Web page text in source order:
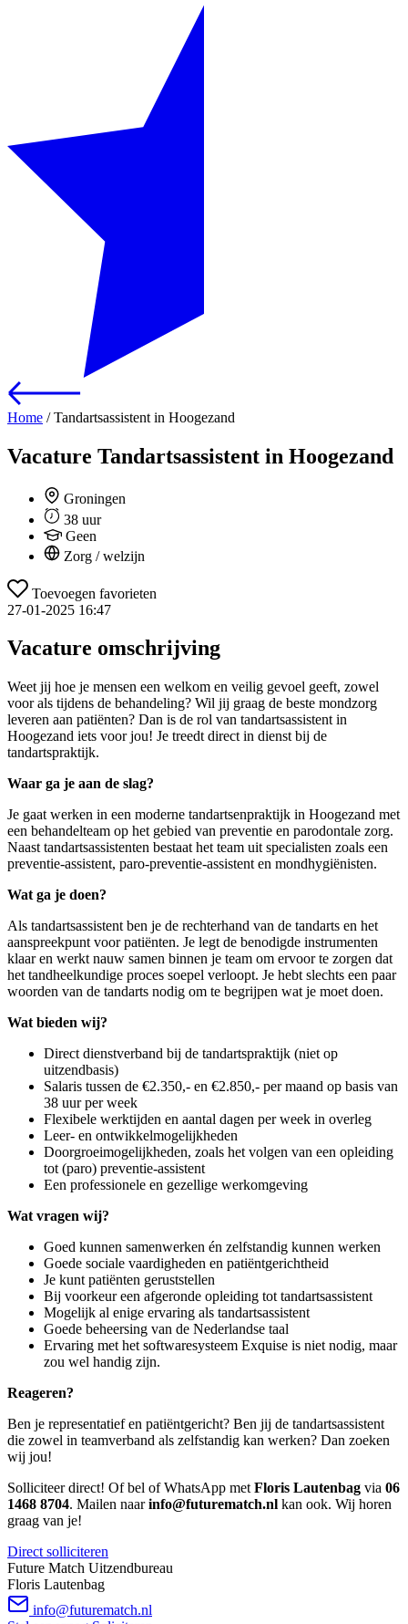
Home /Tandartsassistent in Hoogezand
Vacature Tandartsassistent in Hoogezand
Groningen
38 uur
Geen
Zorg / welzijn
Toevoegen favorieten
27-01-2025 16:47
Vacature omschrijving
Weet jij hoe je mensen een welkom en veilig gevoel geeft, zowel
voor als tijdens de behandeling? Wil jij graag de beste mondzorg
leveren aan patiënten? Dan is de rol van tandartsassistent in
Hoogezand iets voor jou! Je treedt direct in dienst bij de
tandartspraktijk.
Waar ga je aan de slag?
Je gaat werken in een moderne tandartsenpraktijk in Hoogezand met
een behandelteam op het gebied van preventie en parodontale zorg.
Naast tandartsassistenten bestaat het team uit specialisten zoals een
preventie-assistent, paro-preventie-assistent en mondhygiënisten.
Wat ga je doen?
Als tandartsassistent ben je de rechterhand van de tandarts en het
aanspreekpunt voor patiënten. Je legt de benodigde instrumenten
klaar en werkt nauw samen binnen je team om ervoor te zorgen dat
het tandheelkundige proces soepel verloopt. Je hebt slechts een paar
woorden van de tandarts nodig om te begrijpen wat je moet doen.
Wat bieden wij?
Direct dienstverband bij de tandartspraktijk (niet op
uitzendbasis)
Salaris tussen de €2.350,- en €2.850,- per maand op basis van
38 uur per week
Flexibele werktijden en aantal dagen per week in overleg
Leer- en ontwikkelmogelijkheden
Doorgroeimogelijkheden, zoals het volgen van een opleiding
tot (paro) preventie-assistent
Een professionele en gezellige werkomgeving
Wat vragen wij?
Goed kunnen samenwerken én zelfstandig kunnen werken
Goede sociale vaardigheden en patiëntgerichtheid
Je kunt patiënten geruststellen
Bij voorkeur een afgeronde opleiding tot tandartsassistent
Mogelijk al enige ervaring als tandartsassistent
Goede beheersing van de Nederlandse taal
Ervaring met het softwaresysteem Exquise is niet nodig, maar
zou wel handig zijn.
Reageren?
Ben je representatief en patiëntgericht? Ben jij de tandartsassistent
die zowel in teamverband als zelfstandig kan werken? Dan zoeken
wij jou!
Solliciteer direct! Of bel of WhatsApp met Floris Lautenbag via 06
1468 8704. Mailen naarinfo@futurematch.nl kan ook. Wij horen
graag van je!
Direct solliciteren
Future Match Uitzendbureau
Floris Lautenbag
info@futurematch.nl